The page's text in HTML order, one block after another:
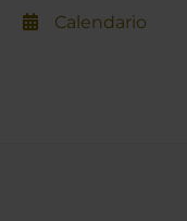
Calendario